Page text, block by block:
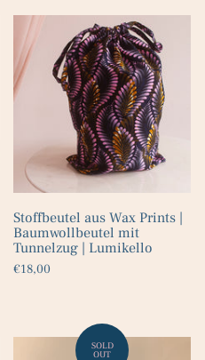
Stoffbeutel aus Wax Prints |
Baumwollbeutel mit
Tunnelzug | Lumikello
€18,00